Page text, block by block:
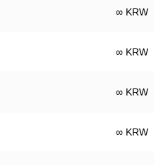
∞ KRW
∞ KRW
∞ KRW
∞ KRW